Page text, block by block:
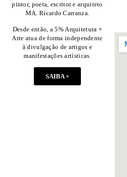
pintor, poeta, escritor e arquiteto
MA. Ricardo Carranza.
Desde então, a 5% Arquitetura +
Arte atua de forma independente
à divulgação de artigos e
manifestações artísticas.
SAIBA +